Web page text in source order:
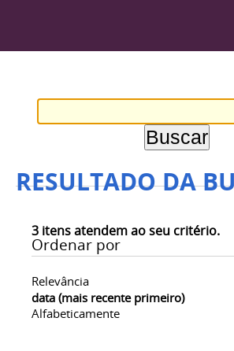
RESULTADO DA
3 itens atendem ao seu critério.
Ordenar por
Relevância
data (mais recente primeiro)
Alfabeticamente